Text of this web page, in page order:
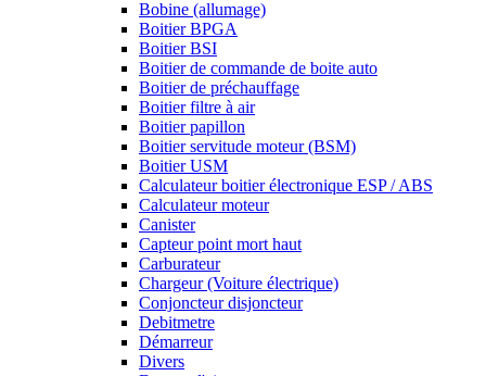
Bobine (allumage)
Boitier BPGA
Boitier BSI
Boitier de commande de boite auto
Boitier de préchauffage
Boitier filtre à air
Boitier papillon
Boitier servitude moteur (BSM)
Boitier USM
Calculateur boitier électronique ESP / ABS
Calculateur moteur
Canister
Capteur point mort haut
Carburateur
Chargeur (Voiture électrique)
Conjoncteur disjoncteur
Debitmetre
Démarreur
Divers